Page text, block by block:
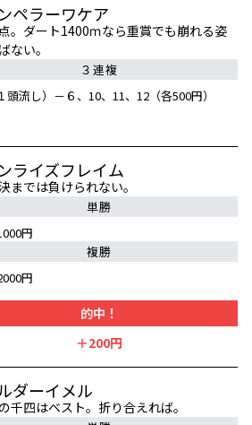
ペラーワケア
。ダート1400ｍなら重賞でも崩れる姿
ない。
３連複
頭流し）－６、10、11、12（各500円）
ライズフレイム
までは負けられない。
単勝
円
複勝
円
的中！
＋200円
ダーイメル
千四はベスト。折り合えれば。